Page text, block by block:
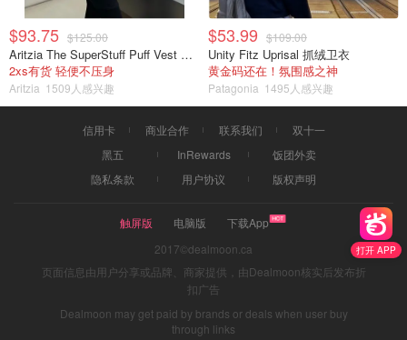
打开 APP
$93.75 $125.00
Aritzia The SuperStuff Puff Vest 轻盈亮面马甲
2xs有货 轻便不压身
Aritzia 1509人感兴趣
$53.99 $109.00
Unity Fitz Uprisal 抓绒卫衣
黄金码还在！氛围感之神
Patagonia 1495人感兴趣
信用卡 商业合作 联系我们
双十一
黑五
InRewards
饭团外卖
隐私条款
用户协议 版权声明
触屏版 电脑版
下载App
2017©dealmoon.ca
页面信息由用户分享或品牌、商家提供，由Dealmoon核实后发布折
扣广告
Dealmoon may get paid by brands or deals when user buy
through links